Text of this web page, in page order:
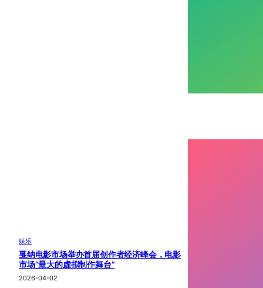
娱乐
戛纳电影市场举办首届创作者经济峰会，电影
市场“最大的虚拟制作舞台”
2026-04-02